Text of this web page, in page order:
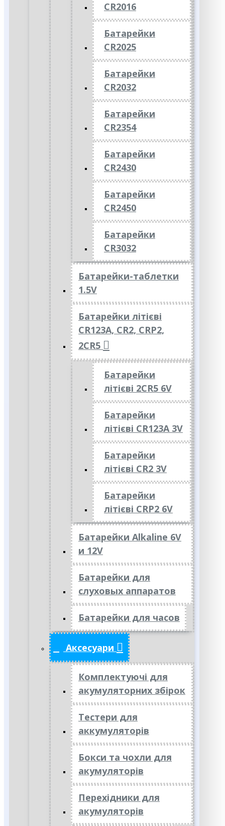
CR2016
Батарейки
CR2025
Батарейки
CR2032
Батарейки
CR2354
Батарейки
CR2430
Батарейки
CR2450
Батарейки
CR3032
Батарейки-таблетки
1.5V
Батарейки літієві
CR123A, CR2, CRP2,
2CR5
Батарейки
літієві 2CR5 6V
Батарейки
літієві CR123A 3V
Батарейки
літієві CR2 3V
Батарейки
літієві CRP2 6V
Батарейки Alkaline 6V
и 12V
Батарейки для
слуховых аппаратов
Батарейки для часов
Аксесуари
Комплектуючі для
акумуляторних збірок
Тестери для
аккумуляторів
Бокси та чохли для
акумуляторів
Перехідники для
акумуляторів